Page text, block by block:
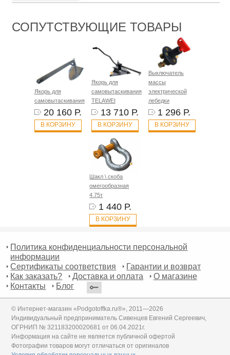
СОПУТСТВУЮЩИЕ ТОВАРЫ
Якорь для
самовытаскивания
20 160 Р.
В КОРЗИНУ
Якорь для
самовытаскивания
TELAWEI
13 710 Р.
В КОРЗИНУ
Выключатель
массы
электрической
лебедки
1 296 Р.
В КОРЗИНУ
Шакл \ скоба
омегообразная
4.75т
1 440 Р.
В КОРЗИНУ
Политика конфиденциальности персональной
информации
Сертификаты соответствия
Гарантии и возврат
Как заказать?
Доставка и оплата
О магазине
Контакты
Блог
© Интернет-магазин «Podgotoffka.ru®», 2011—2026
Индивидуальный предприниматель Сивенцев Евгений Сергеевич,
ОГРНИП № 321183200020681 от 06.04.2021г.
Информация на сайте не является публичной офертой
Фотографии товаров могут отличаться от оригиналов